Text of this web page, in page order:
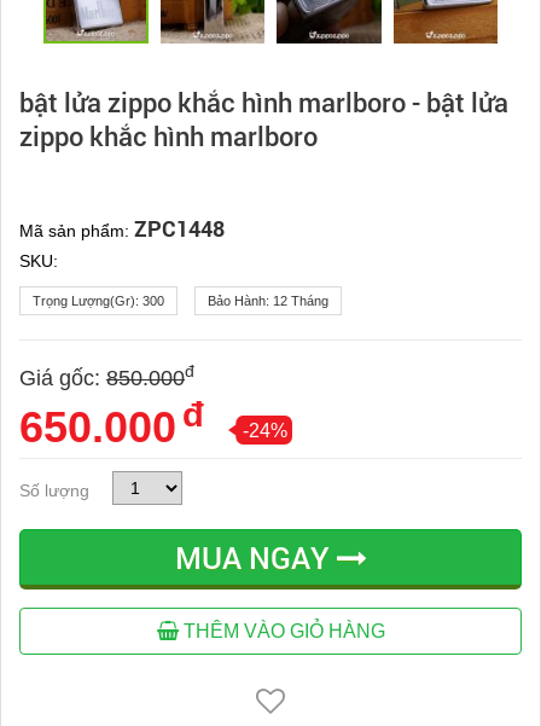
bật lửa zippo khắc hình marlboro - bật lửa
zippo khắc hình marlboro
Mã sản phẩm: ZPC1448
SKU:
Trọng Lượng(gr): 300 Bảo Hành: 12 Tháng
Giá gốc: 850.000đ
650.000 đ -24%
Số lượng
MUA NGAY
THÊM VÀO GIỎ HÀNG